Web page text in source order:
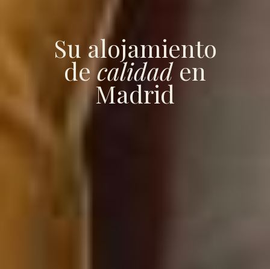
Su alojamiento
decalidad en
Madrid